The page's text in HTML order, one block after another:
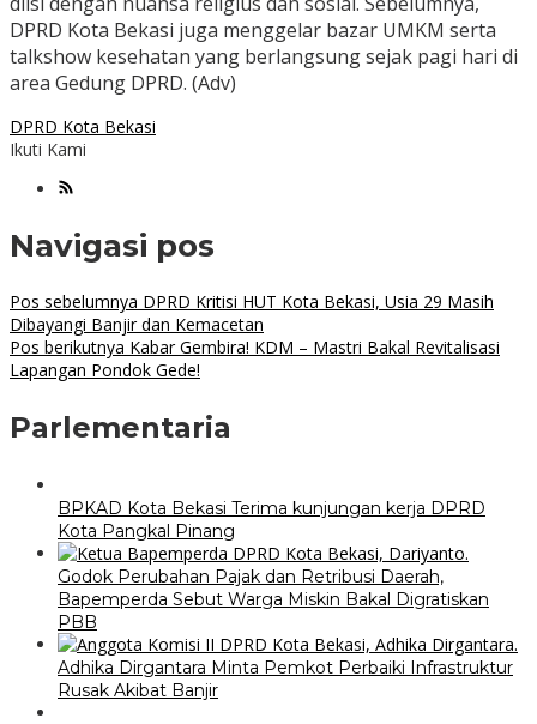
DPRD Kota Bekasi juga menggelar bazar UMKM serta
talkshow kesehatan yang berlangsung sejak pagi hari di
area Gedung DPRD. (Adv)
DPRD Kota Bekasi
Ikuti Kami
Navigasi pos
Pos sebelumnya DPRD Kritisi HUT Kota Bekasi, Usia 29 Masih
Dibayangi Banjir dan Kemacetan
Pos berikutnya Kabar Gembira! KDM – Mastri Bakal Revitalisasi
Lapangan Pondok Gede!
Parlementaria
BPKAD Kota Bekasi Terima kunjungan kerja DPRD
Kota Pangkal Pinang
Godok Perubahan Pajak dan Retribusi Daerah,
Bapemperda Sebut Warga Miskin Bakal Digratiskan
PBB
Adhika Dirgantara Minta Pemkot Perbaiki Infrastruktur
Rusak Akibat Banjir